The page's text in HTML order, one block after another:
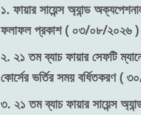
১. ফায়ার সায়েন্স অ্যান্ড
ফলাফল প্রকাশ ( ০৩/০৮/২০২৬ )
২. ২১ তম ব্যাচ ফায়ার সেফটি
কোর্সের ভর্তির সময় বর্ধিতকরণ (
৩. ২১ তম ব্যাচ ফায়ার সায়েন্স